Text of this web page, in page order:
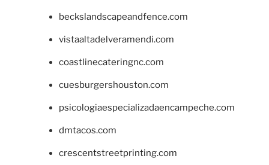
beckslandscapeandfence.com
vistaaltadelveramendi.com
coastlinecateringnc.com
cuesburgershouston.com
psicologiaespecializadaencampeche.com
dmtacos.com
crescentstreetprinting.com